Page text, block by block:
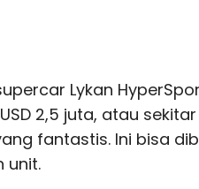
Lykan
2,5 juta, atau
fantastis. Ini bisa
unit.